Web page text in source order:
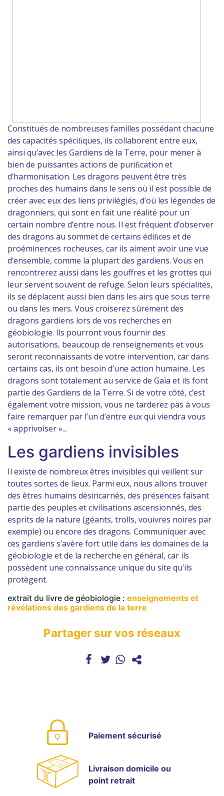
Constitués de nombreuses familles possédant chacune
des capacités spéciﬁques, ils collaborent entre eux,
ainsi qu’avec les Gardiens de la Terre, pour mener à
bien de puissantes actions de puriﬁcation et
d’harmonisation. Les dragons peuvent être très
proches des humains dans le sens où il est possible de
créer avec eux des liens privilégiés, d’où les légendes de
dragonniers, qui sont en fait une réalité pour un
certain nombre d’entre nous. Il est fréquent d’observer
des dragons au sommet de certains édiﬁces et de
proéminences rocheuses, car ils aiment avoir une vue
d’ensemble, comme la plupart des gardiens. Vous en
rencontrerez aussi dans les gouffres et les grottes qui
leur servent souvent de refuge. Selon leurs spécialités,
ils se déplacent aussi bien dans les airs que sous terre
ou dans les mers. Vous croiserez sûrement des
dragons gardiens lors de vos recherches en
géobiologie. Ils pourront vous fournir des
autorisations, beaucoup de renseignements et vous
seront reconnaissants de votre intervention, car dans
certains cas, ils ont besoin d’une action humaine. Les
dragons sont totalement au service de Gaïa et ils font
partie des Gardiens de la Terre. Si de votre côté, c’est
également votre mission, vous ne tarderez pas à vous
faire remarquer par l’un d’entre eux qui viendra vous
« apprivoiser »...
Les gardiens invisibles
Il existe de nombreux êtres invisibles qui veillent sur
toutes sortes de lieux. Parmi eux, nous allons trouver
des êtres humains désincarnés, des présences faisant
partie des peuples et civilisations ascensionnés, des
esprits de la nature (géants, trolls, vouivres noires par
exemple) ou encore des dragons. Communiquer avec
ces gardiens s’avère fort utile dans les domaines de la
géobiologie et de la recherche en général, car ils
possèdent une connaissance unique du site qu’ils
protègent.
extrait du livre de géobiologie : enseignements et
révélations des gardiens de la terre
Partager sur vos réseaux
Paiement sécurisé
Livraison domicile ou
point retrait